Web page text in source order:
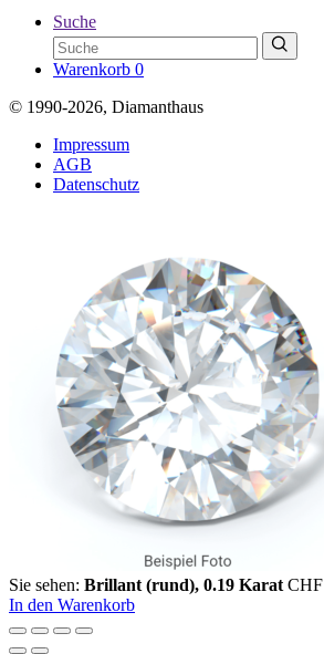
Suche
Warenkorb 0
© 1990-2026, Diamanthaus
Impressum
AGB
Datenschutz
Sie sehen: Brillant (rund), 0.19 Karat CHF
In den Warenkorb